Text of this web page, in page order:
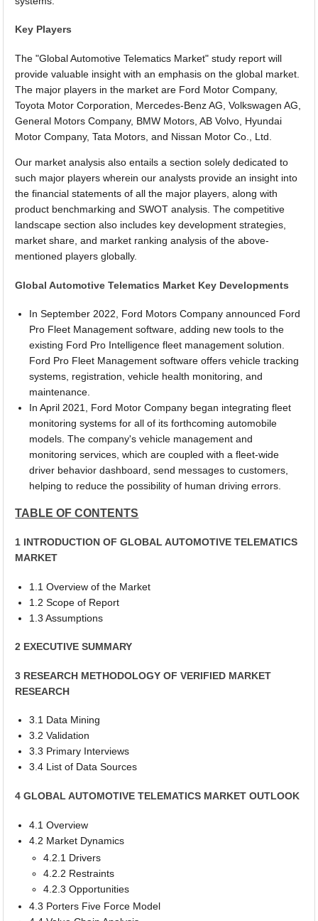
Key Players
The "Global Automotive Telematics Market" study report will
provide valuable insight with an emphasis on the global market.
The major players in the market are Ford Motor Company,
Toyota Motor Corporation, Mercedes-Benz AG, Volkswagen AG,
General Motors Company, BMW Motors, AB Volvo, Hyundai
Motor Company, Tata Motors, and Nissan Motor Co., Ltd.
Our market analysis also entails a section solely dedicated to
such major players wherein our analysts provide an insight into
the financial statements of all the major players, along with
product benchmarking and SWOT analysis. The competitive
landscape section also includes key development strategies,
market share, and market ranking analysis of the above-
mentioned players globally.
Global Automotive Telematics Market Key Developments
In September 2022, Ford Motors Company announced Ford
Pro Fleet Management software, adding new tools to the
existing Ford Pro Intelligence fleet management solution.
Ford Pro Fleet Management software offers vehicle tracking
systems, registration, vehicle health monitoring, and
maintenance.
In April 2021, Ford Motor Company began integrating fleet
monitoring systems for all of its forthcoming automobile
models. The company's vehicle management and
monitoring services, which are coupled with a fleet-wide
driver behavior dashboard, send messages to customers,
helping to reduce the possibility of human driving errors.
TABLE OF CONTENTS
1 INTRODUCTION OF GLOBAL AUTOMOTIVE TELEMATICS
MARKET
1.1 Overview of the Market
1.2 Scope of Report
1.3 Assumptions
2 EXECUTIVE SUMMARY
3 RESEARCH METHODOLOGY OF VERIFIED MARKET
RESEARCH
3.1 Data Mining
3.2 Validation
3.3 Primary Interviews
3.4 List of Data Sources
4 GLOBAL AUTOMOTIVE TELEMATICS MARKET OUTLOOK
4.1 Overview
4.2 Market Dynamics
4.2.1 Drivers
4.2.2 Restraints
4.2.3 Opportunities
4.3 Porters Five Force Model